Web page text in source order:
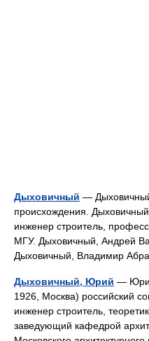
Дыховичный —
происхождения.
инженер строитель,
МГУ. Дыховичный, Андрей
Дыховичный, Владимир
Дыховичный, Юрий —
1926, Москва) российский
инженер строитель,
заведующий кафедрой